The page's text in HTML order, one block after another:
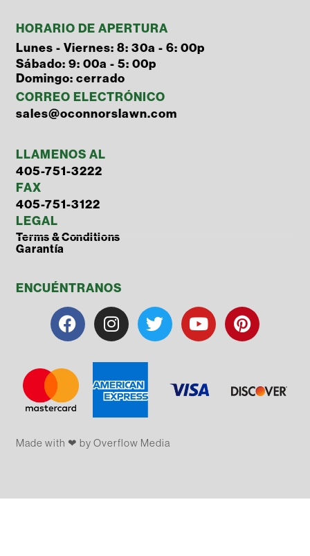
HORARIO DE APERTURA
Lunes - Viernes: 8: 30a - 6: 00p
Sábado: 9: 00a - 5: 00p
Domingo: cerrado
CORREO ELECTRÓNICO
sales@oconnorslawn.com
LLAMENOS AL
405-751-3222
FAX
405-751-3122
LEGAL
Terms & Conditions
Garantía
ENCUÉNTRANOS
Made with ❤ by Overflow​​ Media